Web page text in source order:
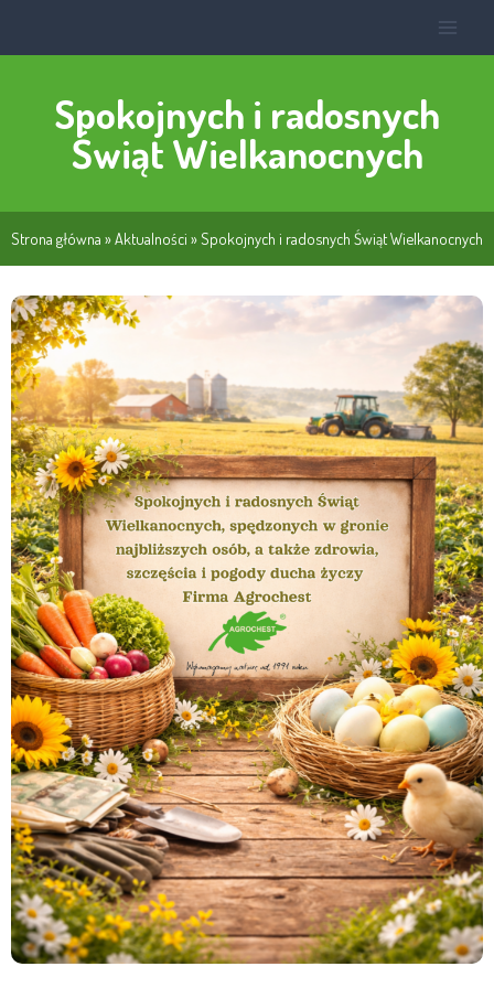
Spokojnych i radosnych
Świąt Wielkanocnych
Strona główna »Aktualności »Spokojnych i radosnych Świąt Wielkanocnych